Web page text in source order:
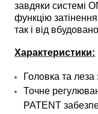
завдяки системі
функцію
так і від
Характеристики:
Головка та леза
Точне
PATENT